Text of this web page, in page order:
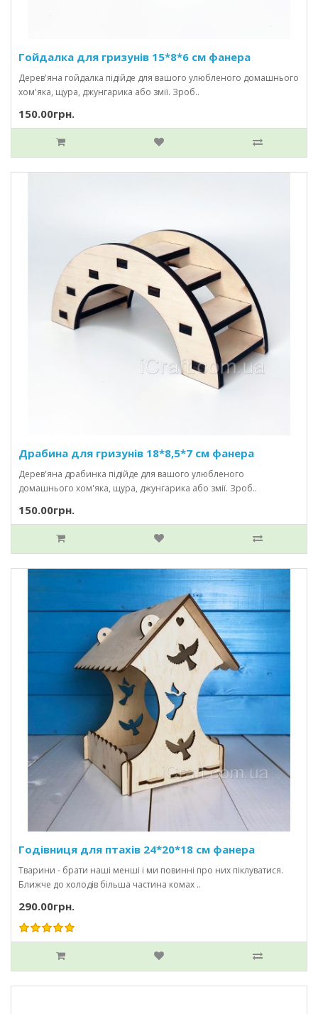
Гойдалка для гризунів 15*8*6 см фанера
Дерев'яна гойдалка підійде для вашого улюбленого домашнього
хом'яка, щура, джунгарика або змії. Зроб..
150.00грн.
Драбина для гризунів 18*8,5*7 см фанера
Дерев'яна драбинка підійде для вашого улюбленого
домашнього хом'яка, щура, джунгарика або змії. Зроб..
150.00грн.
Годівниця для птахів 24*20*18 см фанера
Тварини - брати наші менші і ми повинні про них піклуватися.
Ближче до холодів більша частина комах ..
290.00грн.